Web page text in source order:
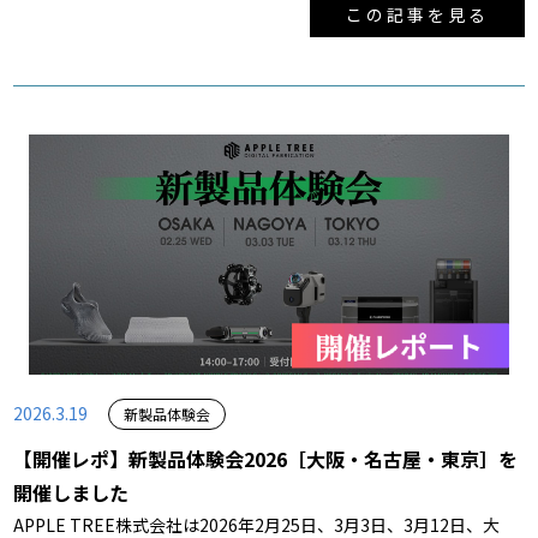
この記事を見る
2026.3.19 新製品体験会
【開催レポ】新製品体験会2026［大阪・名古屋・東京］を
開催しました
APPLE TREE株式会社は2026年2月25日、3月3日、3月12日、大